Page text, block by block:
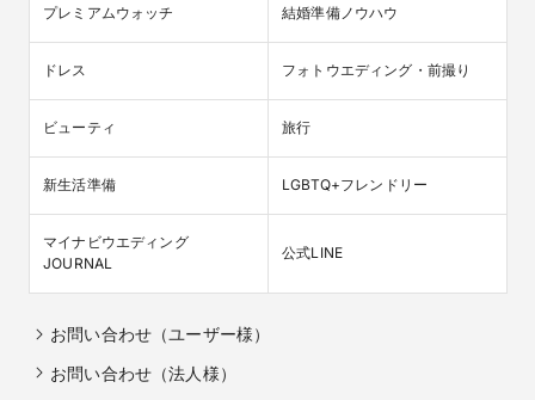
プレミアムウォッチ 結婚準備ノウハウ
ドレス フォトウエディング・前撮り
ビューティ 旅行
新生活準備 LGBTQ+フレンドリー
マイナビウエディング
JOURNAL
公式LINE
お問い合わせ（ユーザー様）
お問い合わせ（法人様）